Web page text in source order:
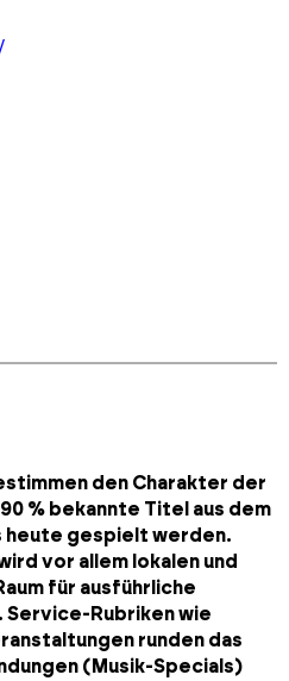
den Charakter der
90 % bekannte Titel aus dem
heute gespielt werden.
vor allem lokalen und
für ausführliche
Service-Rubriken wie
runden das
(Musik-Specials)